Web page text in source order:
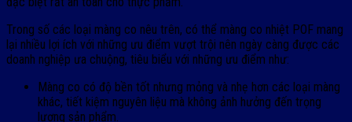
Trong số các loại màng co nêu trên, có thể màng co nhiệt POF mang
lại nhiều lợi ích với những ưu điểm vượt trội nên ngày càng được các
doanh nghiệp ưa chuộng, tiêu biểu với những ưu điểm như:
Màng co có độ bền tốt nhưng mỏng và nhẹ hơn các loại màng
khác, tiết kiệm nguyên liệu mà không ảnh hưởng đến trọng
lượng sản phẩm.